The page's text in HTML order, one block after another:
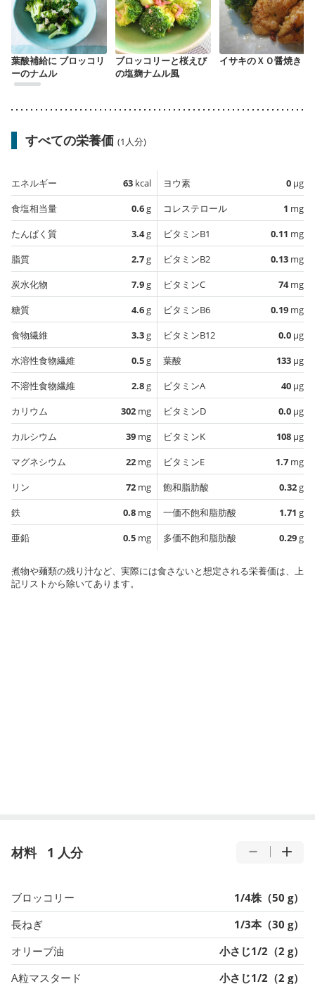
葉酸補給に ブロッコリ
ーのナムル
ブロッコリーと桜えび
の塩麹ナムル風
イサキのＸＯ醤焼き
すべての栄養価 (1人分)
エネルギー 63 kcal
食塩相当量
0.6g
たんぱく質
3.4g
脂質
2.7g
炭水化物
7.9g
糖質
4.6g
食物繊維
3.3g
水溶性食物繊維
0.5g
不溶性食物繊維
2.8g
カリウム
302 mg
カルシウム
39 mg
マグネシウム
22 mg
リン
72 mg
鉄
0.8 mg
亜鉛
0.5 mg
ヨウ素 0 µg
コレステロール
1 mg
ビタミンB1
0.11 mg
ビタミンB2
0.13 mg
ビタミンC
74mg
ビタミンB6
0.19 mg
ビタミンB12
0.0 µg
葉酸
133 µg
ビタミンA
40 µg
ビタミンD
0.0 µg
ビタミンK
108 µg
ビタミンE
1.7 mg
飽和脂肪酸
0.32g
一価不飽和脂肪酸
1.71 g
多価不飽和脂肪酸
0.29g
煮物や麺類の残り汁など、実際には食さないと想定される栄養価は、上
記リストから除いてあります。
材料 1 人分
ブロッコリー
1/4株（50 g）
長ねぎ
1/3本（30 g）
オリーブ油
小さじ1/2（2 g）
A粒マスタード
小さじ1/2（2 g）